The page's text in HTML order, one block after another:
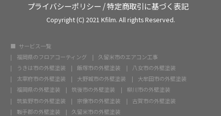
プライバシーポリシー /特定商取引に基づく表記
Copyright (C) 2021 Kfilm. All rights Reserved.
サービス一覧
福岡県のフロアコーティング
久留米市のエアコン工事
うきは市の外壁塗装
飯塚市の外壁塗装
八女市の外壁塗装
太宰府市の外壁塗装
大野城市の外壁塗装
大牟田市の外壁塗装
福岡県の外壁塗装
筑後市の外壁塗装
柳川市の外壁塗装
筑紫野市の外壁塗装
宗像市の外壁塗装
古賀市の外壁塗装
鞍手郡の外壁塗装
久留米市の外壁塗装